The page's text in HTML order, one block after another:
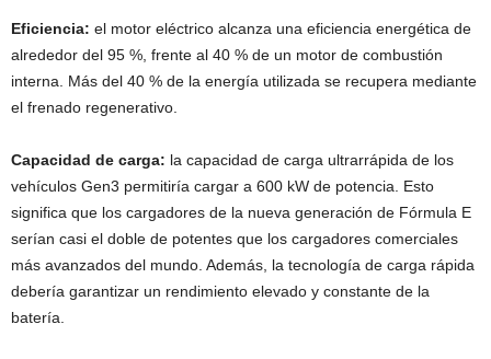
Eficiencia: el motor eléctrico alcanza una eficiencia energética de
alrededor del 95 %, frente al 40 % de un motor de combustión
interna. Más del 40 % de la energía utilizada se recupera mediante
el frenado regenerativo.
Capacidad de carga: la capacidad de carga ultrarrápida de los
vehículos Gen3 permitiría cargar a 600 kW de potencia. Esto
significa que los cargadores de la nueva generación de Fórmula E
serían casi el doble de potentes que los cargadores comerciales
más avanzados del mundo. Además, la tecnología de carga rápida
debería garantizar un rendimiento elevado y constante de la
batería.